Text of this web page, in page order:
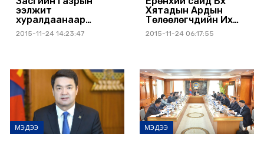
ээлжит
хуралдаанаар
дараах асуудлуудыг
хэлэлцэн
2015-11-24 14:23:47
Хятадын Ардын
Төлөөлөгчдийн Их
хурлын Байнгын
хорооны дэд даргыг
2015-11-24 06:17:55
МЭДЭЭ МЭДЭЭ